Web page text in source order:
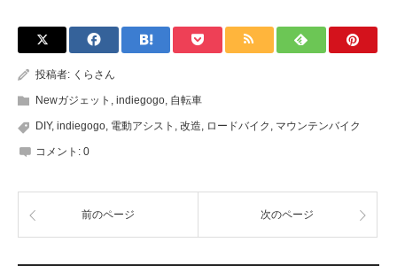
投稿者: くらさん
Newガジェット , indiegogo, 自転車
DIY, indiegogo, 電動アシスト , 改造, ロードバイク , マウンテンバイク
コメント: 0
前のページ 次のページ